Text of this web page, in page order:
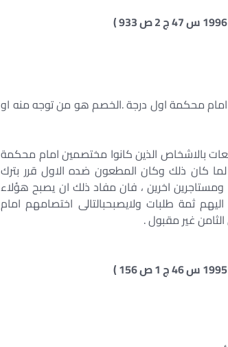
امام محكمة اول درجة .الخصم هو من توجه منه او
وفقا للمادة 236 من قانون المرافعات بالاشخاص الذين كانوا مختصمين امام محكمة
كان ذلك وكان المطعون ضده الاول قرر بترك
ومستاجرين اخرين ، فان مفاد ذلك ان يصبح هؤلاء
ثمة طلبات ولايصبحبالتالى اختصامهم امام
غير مقبول .